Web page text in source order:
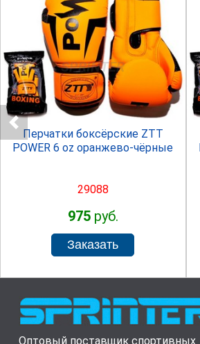
SPRINTER
Перчатки боксёрские ZTT
POWER 6 oz оранжево-чёрные
29088
975руб.
Оптовый поставщик спортивных